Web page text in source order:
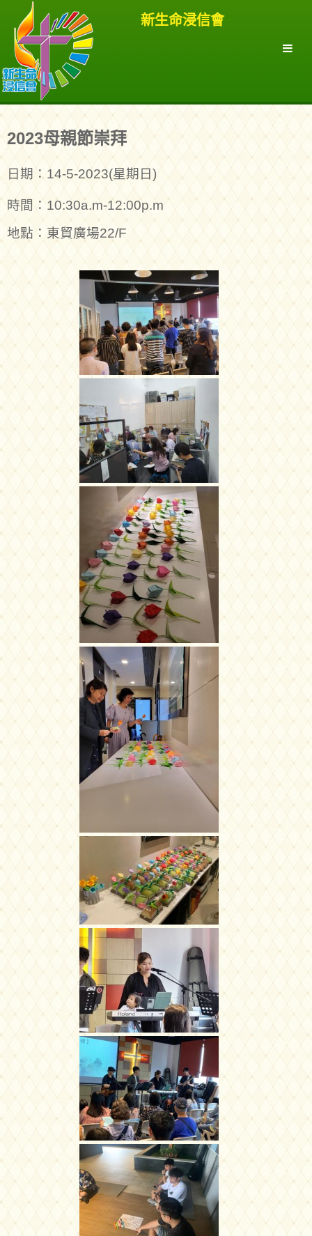
新生命浸信會
2023母親節崇拜
日期：14-5-2023(星期日)
時間：10:30a.m-12:00p.m
地點：東貿廣場22/F